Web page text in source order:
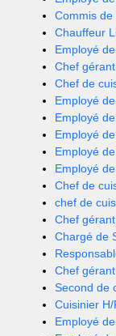
Commis de
Chauffeur
Employé
Chef
Chef de
Employé
Employé
Employé
Employé
Employé
Chef de
chef de
Chef
Chargé de
Chef
Second de
Cuisinier H/
Employé